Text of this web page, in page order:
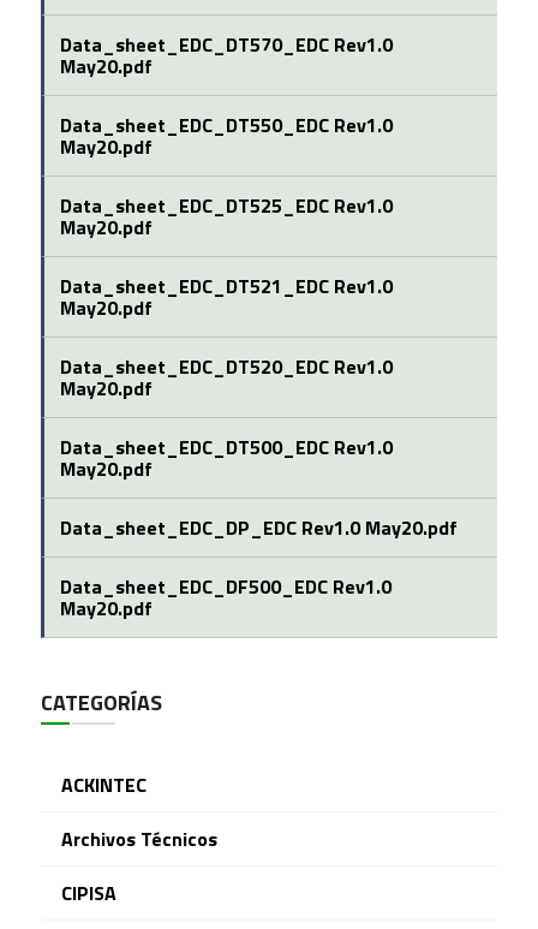
Data_sheet_EDC_DT570_EDC Rev1.0
May20.pdf
Data_sheet_EDC_DT550_EDC Rev1.0
May20.pdf
Data_sheet_EDC_DT525_EDC Rev1.0
May20.pdf
Data_sheet_EDC_DT521_EDC Rev1.0
May20.pdf
Data_sheet_EDC_DT520_EDC Rev1.0
May20.pdf
Data_sheet_EDC_DT500_EDC Rev1.0
May20.pdf
Data_sheet_EDC_DP_EDC Rev1.0 May20.pdf
Data_sheet_EDC_DF500_EDC Rev1.0
May20.pdf
CATEGORÍAS
ACKINTEC
Archivos Técnicos
CIPISA